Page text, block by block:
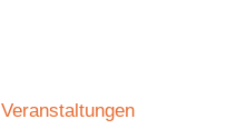
Veranstaltungen